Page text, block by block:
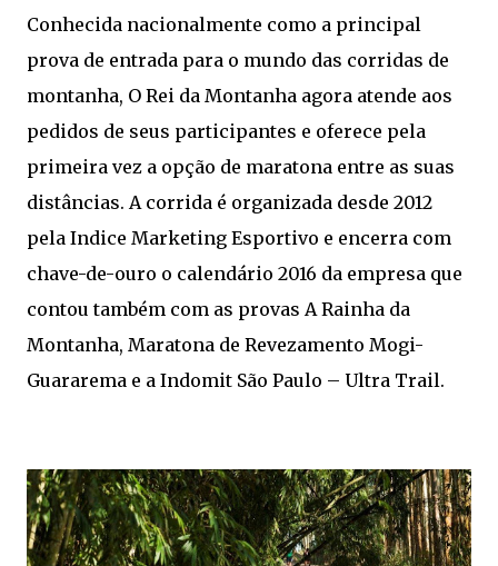
Conhecida nacionalmente como a principal
prova de entrada para o mundo das corridas de
montanha, O Rei da Montanha agora atende aos
pedidos de seus participantes e oferece pela
primeira vez a opção de maratona entre as suas
distâncias. A corrida é organizada desde 2012
pela Indice Marketing Esportivo e encerra com
chave-de-ouro o calendário 2016 da empresa que
contou também com as provas A Rainha da
Montanha, Maratona de Revezamento Mogi-
Guararema e a Indomit São Paulo – Ultra Trail.